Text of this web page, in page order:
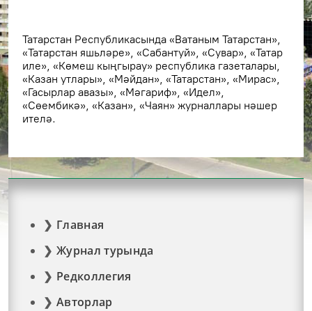
Татарстан Республикасында «Ватаным Татарстан»,
«Татарстан яшьләре», «Сабантуй», «Сувар», «Татар
иле», «Көмеш кыңгырау» республика газеталары,
«Казан утлары», «Мәйдан», «Татарстан», «Мирас»,
«Гасырлар авазы», «Мәгариф», «Идел»,
«Сөембикә», «Казан», «Чаян» журналлары нәшер
ителә.
Главная
Журнал турында
Редколлегия
Авторлар